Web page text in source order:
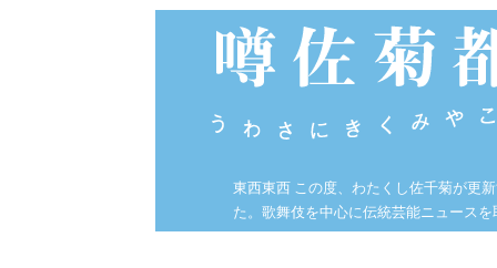
東西東西 この度、わたくし佐千菊が更
た。歌舞伎を中心に伝統芸能ニュース